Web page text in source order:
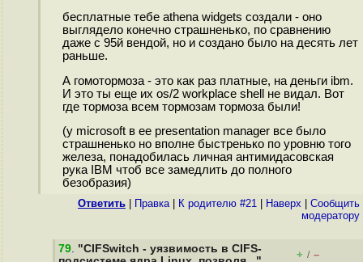
бесплатные тебе athena widgets создали - оно
выглядело конечно страшненько, по сравнению
даже с 95й вендой, но и создано было на десять лет
раньше.
А гомотормоза - это как раз платные, на деньги ibm.
И это ты еще их os/2 workplace shell не видал. Вот
где тормоза всем тормозам тормоза были!
(у microsoft в ее presentation manager все было
страшненько но вполне быстренько по уровню того
железа, понадобилась личная антимидасовская
рука IBM чтоб все замедлить до полного
безобразия)
Ответить Правка| К родителю #21 Наверх
Cообщить
модератору
79. "CIFSwitch - уязвимость в CIFS-
+ / –